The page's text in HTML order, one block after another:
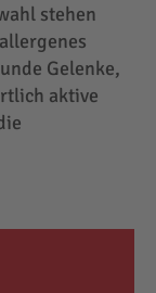
stehen
Gelenke,
aktive